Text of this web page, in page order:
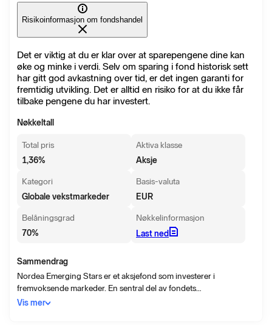
Risikoinformasjon om fondshandel
Det er viktig at du er klar over at sparepengene dine kan
øke og minke i verdi. Selv om sparing i fond historisk sett
har gitt god avkastning over tid, er det ingen garanti for
fremtidig utvikling. Det er alltid en risiko for at du ikke får
tilbake pengene du har investert.
Nøkkeltall
Total pris
1,36%
Aktiva klasse
Aksje
Kategori
Globale vekstmarkeder
Basis-valuta
EUR
Belåningsgrad
70%
Nøkkelinformasjon
Last ned
Sammendrag
Nordea Emerging Stars er et aksjefond som investerer i
fremvoksende markeder. En sentral del av fondets
investeringspolitikk er å investere i selskaper som følger
Vis mer